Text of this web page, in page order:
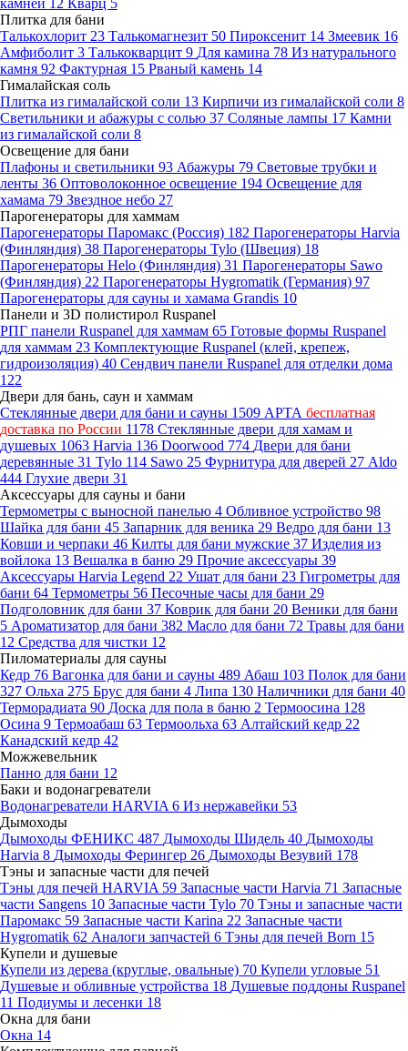
камней 12 Кварц 5
Плитка для бани
Талькохлорит 23 Талькомагнезит 50 Пироксенит 14 Змеевик 16
Амфиболит 3 Талькокварцит 9 Для камина 78 Из натурального
камня 92 Фактурная 15 Рваный камень 14
Гималайская соль
Плитка из гималайской соли 13 Кирпичи из гималайской соли 8
Светильники и абажуры с солью 37 Соляные лампы 17 Камни
из гималайской соли 8
Освещение для бани
Плафоны и светильники 93 Абажуры 79 Световые трубки и
ленты 36 Оптоволоконное освещение 194 Освещение для
хамама 79 Звездное небо 27
Парогенераторы для хаммам
Парогенераторы Паромакс (Россия) 182 Парогенераторы Harvia
(Финляндия) 38 Парогенераторы Tylo (Швеция) 18
Парогенераторы Helo (Финляндия) 31 Парогенераторы Sawo
(Финляндия) 22 Парогенераторы Hygromatik (Германия) 97
Парогенераторы для сауны и хамама Grandis 10
Панели и 3D полистирол Ruspanel
РПГ панели Ruspanel для хаммам 65 Готовые формы Ruspanel
для хаммам 23 Комплектующие Ruspanel (клей, крепеж,
гидроизоляция) 40 Сендвич панели Ruspanel для отделки дома
122
Двери для бань, саун и хаммам
Стеклянные двери для бани и сауны 1509 АРТА бесплатная
доставка по России 1178 Стеклянные двери для хамам и
душевых 1063 Harvia 136 Doorwood 774 Двери для бани
деревянные 31 Tylo 114 Sawo 25 Фурнитура для дверей 27 Aldo
444 Глухие двери 31
Аксессуары для сауны и бани
Термометры с выносной панелью 4 Обливное устройство 98
Шайка для бани 45 Запарник для веника 29 Ведро для бани 13
Ковши и черпаки 46 Килты для бани мужские 37 Изделия из
войлока 13 Вешалка в баню 29 Прочие аксессуары 39
Аксессуары Harvia Legend 22 Ушат для бани 23 Гигрометры для
бани 64 Термометры 56 Песочные часы для бани 29
Подголовник для бани 37 Коврик для бани 20 Веники для бани
5 Ароматизатор для бани 382 Масло для бани 72 Травы для бани
12 Средства для чистки 12
Пиломатериалы для сауны
Кедр 76 Вагонка для бани и сауны 489 Абаш 103 Полок для бани
327 Ольха 275 Брус для бани 4 Липа 130 Наличники для бани 40
Терморадиата 90 Доска для пола в баню 2 Термоосина 128
Осина 9 Термоабаш 63 Термоольха 63 Алтайский кедр 22
Канадский кедр 42
Можжевельник
Панно для бани 12
Баки и водонагреватели
Водонагреватели HARVIA 6 Из нержавейки 53
Дымоходы
Дымоходы ФЕНИКС 487 Дымоходы Шидель 40 Дымоходы
Harvia 8 Дымоходы Ферингер 26 Дымоходы Везувий 178
Тэны и запасные части для печей
Тэны для печей HARVIA 59 Запасные части Harvia 71 Запасные
части Sangens 10 Запасные части Tylo 70 Тэны и запасные части
Паромакс 59 Запасные части Karina 22 Запасные части
Hygromatik 62 Аналоги запчастей 6 Тэны для печей Born 15
Купели и душевые
Купели из дерева (круглые, овальные) 70 Купели угловые 51
Душевые и обливные устройства 18 Душевые поддоны Ruspanel
11 Подиумы и лесенки 18
Окна для бани
Окна 14